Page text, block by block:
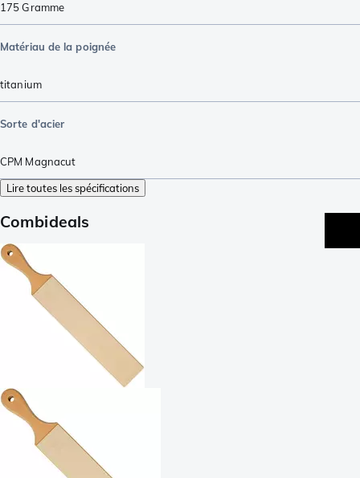
175Gramme
Matériau de la poignée
titanium
Sorte d'acier
CPM Magnacut
Lire toutes les spécifications
Combideals